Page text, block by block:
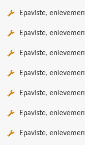
Epaviste,
Epaviste,
Epaviste,
Epaviste,
Epaviste,
Epaviste,
Epaviste,